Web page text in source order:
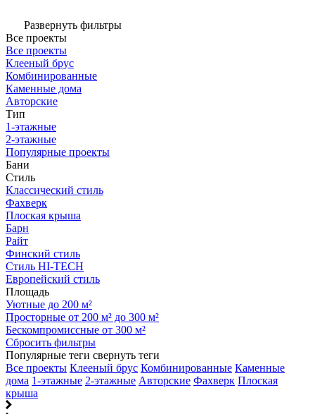
Развернуть фильтры
Все проекты
Все проекты
Клееный брус
Комбинированные
Каменные дома
Авторские
Тип
1-этажные
2-этажные
Популярные проекты
Бани
Стиль
Классический стиль
Фахверк
Плоская крыша
Барн
Райт
Финский стиль
Стиль HI-TECH
Европейский стиль
Площадь
Уютные до 200 м²
Просторные от 200 м² до 300 м²
Бескомпромиссные от 300 м²
Сбросить фильтры
Популярные теги свернуть теги
Все проекты Клееный брус Комбинированные Каменные
дома 1-этажные 2-этажные Авторские Фахверк Плоская
крыша